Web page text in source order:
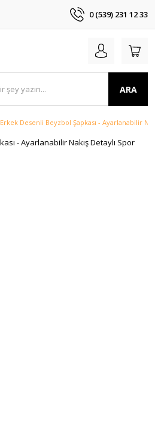
0 (539) 231 12 33
ARA
Erkek Desenli Beyzbol Şapkası - Ayarlanabilir